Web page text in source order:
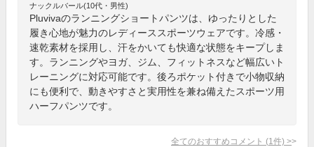
ナックルバール(10代・男性)
Pluvivaのランニングショートパンツは、ゆったりとした
履き心地が魅力のレディーススポーツウェアです。冷感・
速乾素材を採用し、汗をかいても快適な状態をキープしま
す。ランニングやヨガ、ジム、フィットネスなど幅広いト
レーニングに対応可能です。後ろポケット付きで小物収納
にも便利で、動きやすさと実用性を兼ね備えたスポーツ用
ハーフパンツです。
全てのおすすめコメント (1 件) >